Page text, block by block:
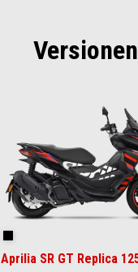
Aprilia SR GT Replica